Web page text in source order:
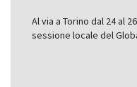
Al via a Torino dal 24 al
sessione locale del